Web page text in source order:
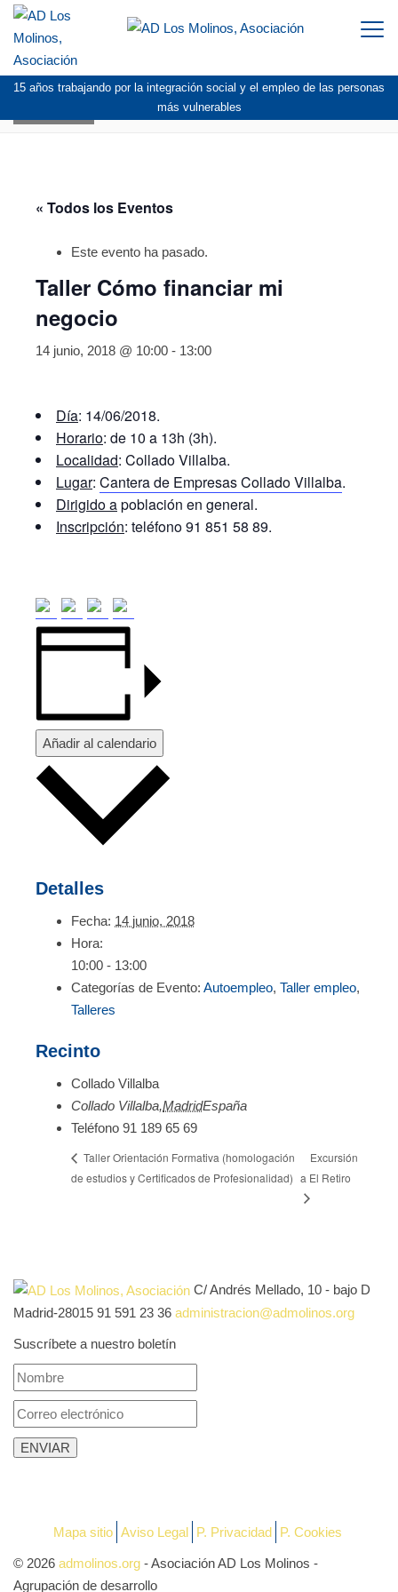
15 años trabajando por la integración social y el empleo de las personas
más vulnerables
« Todos los Eventos
Este evento ha pasado.
Taller Cómo financiar mi
negocio
14 junio, 2018 @ 10:00 - 13:00
Día: 14/06/2018.
Horario: de 10 a 13h (3h).
Localidad: Collado Villalba.
Lugar: Cantera de Empresas Collado Villalba.
Dirigido apoblación en general.
Inscripción: teléfono 91 851 58 89.
Añadir al calendario
Detalles
Fecha: 14 junio, 2018
Hora:
10:00 - 13:00
Categorías de Evento: Autoempleo, Taller empleo,
Talleres
Recinto
Collado Villalba
Collado Villalba,MadridEspaña
Teléfono 91 189 65 69
Taller Orientación Formativa (homologación
de estudios y Certificados de Profesionalidad)
Excursión
a El Retiro
C/ Andrés Mellado, 10 - bajo D
Madrid-28015 91 591 23 36 administracion@admolinos.org
Suscríbete a nuestro boletín
Mapa sitio Aviso Legal P. Privacidad P. Cookies
© 2026 admolinos.org - Asociación AD Los Molinos -
Agrupación de desarrollo